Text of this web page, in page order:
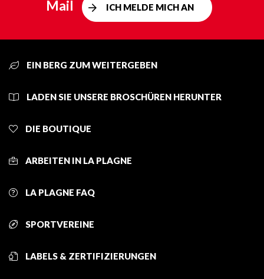
Mail
ICH MELDE MICH AN
EIN BERG ZUM WEITERGEBEN
LADEN SIE UNSERE BROSCHÜREN HERUNTER
DIE BOUTIQUE
ARBEITEN IN LA PLAGNE
LA PLAGNE FAQ
SPORTVEREINE
LABELS & ZERTIFIZIERUNGEN